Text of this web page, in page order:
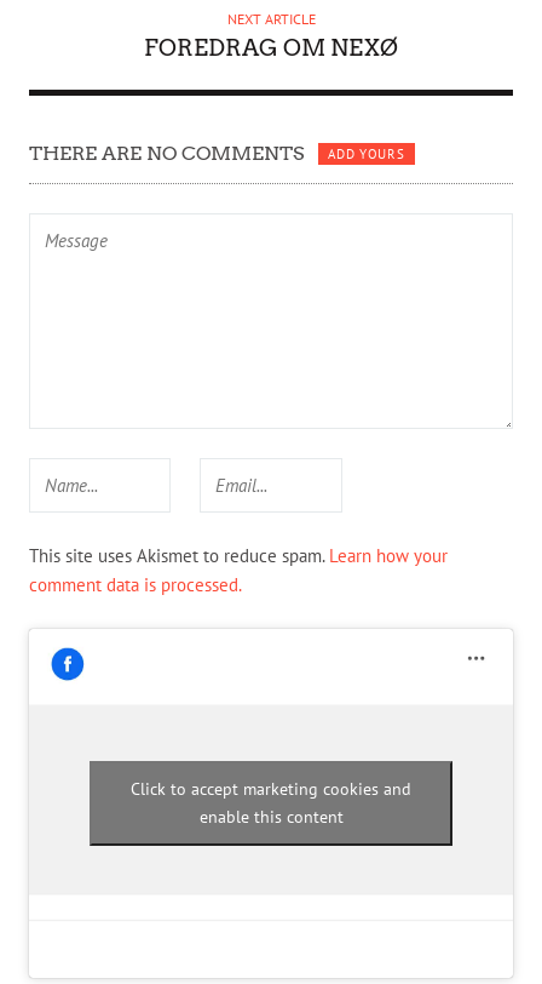
NEXT ARTICLE
FOREDRAG OM NEXØ
THERE ARE NO COMMENTS ADD YOURS
This site uses Akismet to reduce spam. Learn how your
comment data is processed.
Click to accept marketing cookies and
enable this content